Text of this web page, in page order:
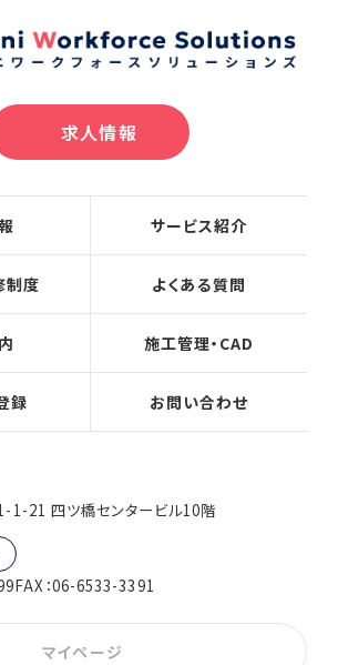
求人情報
サービス紹介
制度 よくある質問
施工管理・CAD
録 お問い合わせ
1-21 四ツ橋センタービル10階
FAX：06-6533-3391
マイページ